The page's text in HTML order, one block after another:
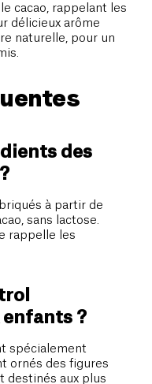
cacao, rappelant les
délicieux arôme
naturelle, pour un
des
à partir de
sans lactose.
rappelle les
?
spécialement
ornés des figures
destinés aux plus